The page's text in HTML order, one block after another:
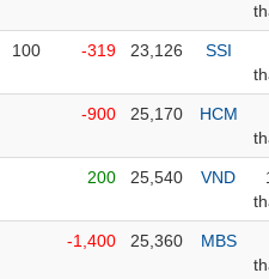
100 -319 23,126
SSI
-900 25,170
HCM
200 25,540 VND
-1,400 25,360
MBS